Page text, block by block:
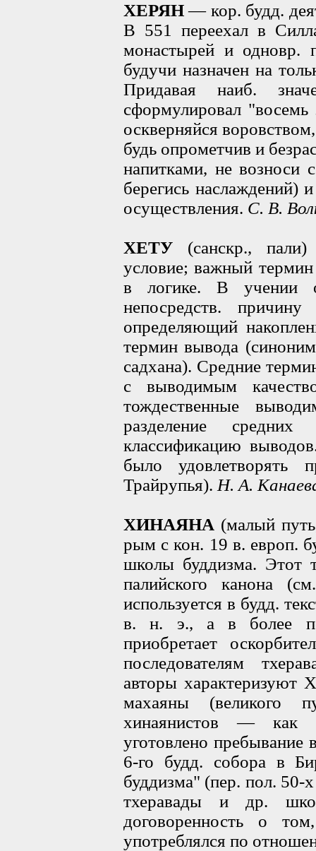
ХЕРЯН— кор. будд.
В 551 переехал в
монастырей и одновр.
будучи назначен на
Придавая наиб.
сформулировал
оскверняйся
будь опрометчив и
напитками, не возноси
берегись наслаждений)
осуществления. С. В.
ХЕТУ (санскр.,
условие; важный
в логике. В учении
непосредств.
определяющий
термин вывода
садхана). Средние
с выводимым
тождественные
разделение
классификацию
было удовлетворять
Трайрупья). Н. А.
ХИНАЯНА (малый
рым с кон. 19 в. европ.
школы буддизма. Этот
палийского канона
используется в будд.
в. н. э., а в более
приобретает
последователям
авторы характеризуют
махаяны (великого
хинаянистов — как
уготовлено пребывание
6-го будд. собора в
буддизма" (пер. пол. 50-
тхеравады и др.
договоренность о
употреблялся по